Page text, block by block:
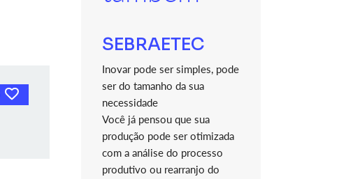
SEBRAETEC
Inovar pode ser simples, pode
ser do tamanho da sua
necessidade
Você já pensou que sua
produção pode ser otimizada
com a análise do processo
produtivo ou rearranjo do